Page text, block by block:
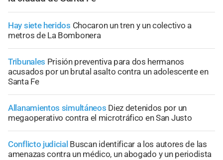
Hay siete heridos Chocaron un tren y un colectivo a
metros de La Bombonera
Tribunales Prisión preventiva para dos hermanos
acusados por un brutal asalto contra un adolescente en
Santa Fe
Allanamientos simultáneos Diez detenidos por un
megaoperativo contra el microtráfico en San Justo
Conflicto judicial Buscan identificar a los autores de las
amenazas contra un médico, un abogado y un periodista